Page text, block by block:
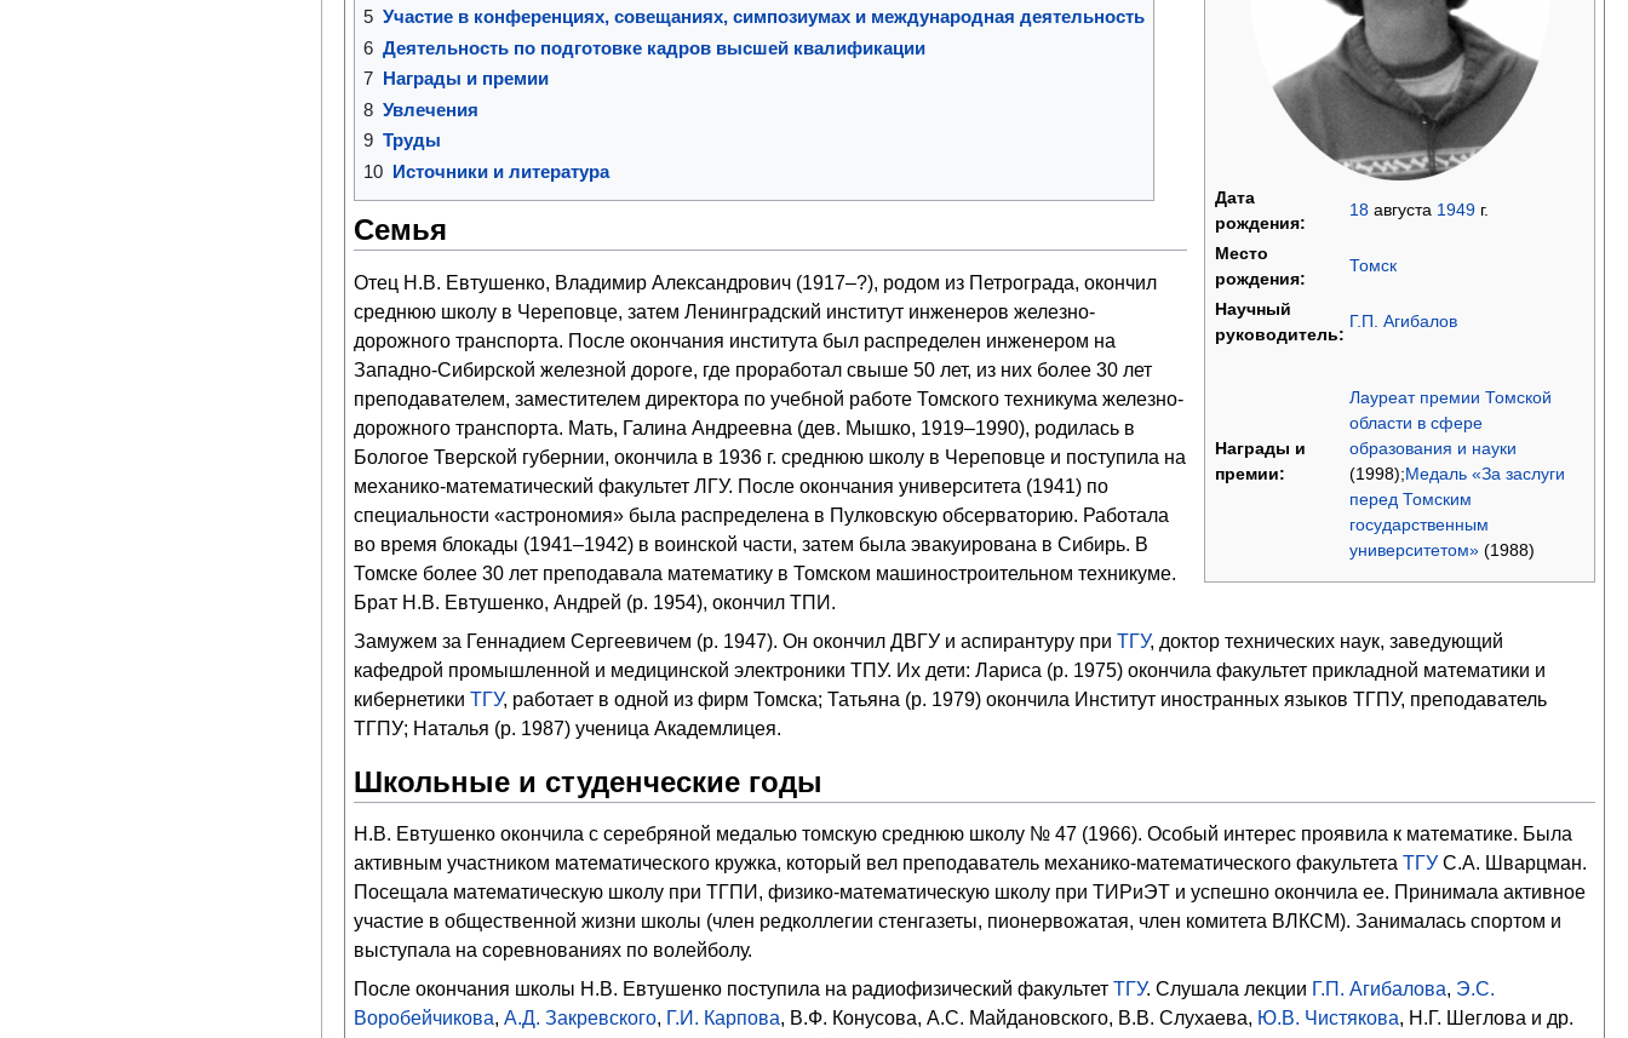
Дата
рождения:
18 августа 1949 г.
Место
рождения:
Томск
Научный
руководитель:
Г.П. Агибалов
Награды и
премии:
Лауреат премии Томской
области в сфере
образования и науки
(1998);Медаль «За заслуги
перед Томским
государственным
университетом» (1988)
5 Участие в конференциях, совещаниях, симпозиумах и международная деятельность
6 Деятельность по подготовке кадров высшей квалификации
7 Награды и премии
8 Увлечения
9 Труды
10 Источники и литература
Семья
Отец Н.В. Евтушенко, Владимир Александрович (1917–?), родом из Петрограда, окончил
среднюю школу в Череповце, затем Ленинградский институт инженеров железно-
дорожного транспорта. После окончания института был распределен инженером на
Западно-Сибирской железной дороге, где проработал свыше 50 лет, из них более 30 лет
преподавателем, заместителем директора по учебной работе Томского техникума железно-
дорожного транспорта. Мать, Галина Андреевна (дев. Мышко, 1919–1990), родилась в
Бологое Тверской губернии, окончила в 1936 г. среднюю школу в Череповце и поступила на
механико-математический факультет ЛГУ. После окончания университета (1941) по
специальности «астрономия» была распределена в Пулковскую обсерваторию. Работала
во время блокады (1941–1942) в воинской части, затем была эвакуирована в Сибирь. В
Томске более 30 лет преподавала математику в Томском машиностроительном техникуме.
Брат Н.В. Евтушенко, Андрей (р. 1954), окончил ТПИ.
Замужем за Геннадием Сергеевичем (р. 1947). Он окончил ДВГУ и аспирантуру при ТГУ, доктор технических наук, заведующий
кафедрой промышленной и медицинской электроники ТПУ. Их дети: Лариса (р. 1975) окончила факультет прикладной математики и
кибернетики ТГУ, работает в одной из фирм Томска; Татьяна (р. 1979) окончила Институт иностранных языков ТГПУ, преподаватель
ТГПУ; Наталья (р. 1987) ученица Академлицея.
Школьные и студенческие годы
Н.В. Евтушенко окончила с серебряной медалью томскую среднюю школу № 47 (1966). Особый интерес проявила к математике. Была
активным участником математического кружка, который вел преподаватель механико-математического факультета ТГУС.А. Шварцман.
Посещала математическую школу при ТГПИ, физико-математическую школу при ТИРиЭТ и успешно окончила ее. Принимала активное
участие в общественной жизни школы (член редколлегии стенгазеты, пионервожатая, член комитета ВЛКСМ). Занималась спортом и
выступала на соревнованиях по волейболу.
После окончания школы Н.В. Евтушенко поступила на радиофизический факультет ТГУ. Слушала лекции Г.П. Агибалова, Э.С.
Воробейчикова, А.Д. Закревского, Г.И. Карпова, В.Ф. Конусова, А.С. Майдановского, В.В. Слухаева, Ю.В. Чистякова, Н.Г. Шеглова и др.